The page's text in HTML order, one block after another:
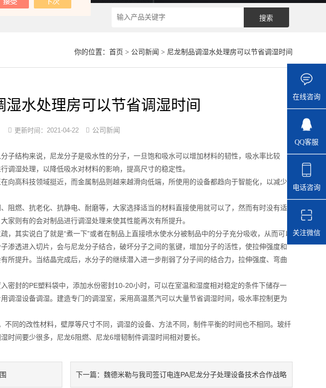
你的位置： 首页 > 公司新闻 > 尼龙制品调湿水处理房可以节省调湿时间
湿水处理房可以节省调湿时间
更新时间： 2021-04-22 公司新闻
子结构来说，尼龙分子是吸水性的分子，一旦饱和吸水可以增加材料的韧性，吸水率比较
调湿处理，以降低吸水对材料的影响，提高尺寸的稳定性。
高科技领域挺近，而金属制品则越来越滑向低端，所使用的设备都趋向于智能化，以减少
燃、抗老化、抗静电、耐磨等，大家选择适当的材料直接使用就可以了，然而有时没有适
家则有的会对制品进行调湿处理来使其性能再次有所提升。
，其实说白了就是“煮一下”或者在制品上直接喷水使水分被制品中的分子充分吸收，从而可以
渗透进入切片，会与尼龙分子结合，破坏分子之间的氢键，增加分子的活性，使拉伸强度和
所提升。当结晶完成后，水分子的继续潜入进一步削弱了分子间的结合力，拉伸强度、弯曲
封的PE塑料袋中，添加水份密封10-20小时，可以在室温和湿度相对稳定的条件下储存一
调湿设备调湿。建造专门的调湿室，采用高温蒸汽可以大量节省调湿时间，吸水率控制更为
同的改性材料，壁厚等尺寸不同，调湿的设备、方法不同，制件平衡的时间也不相同。玻纤
时间要少很多，尼龙6阻燃、尼龙6增韧制件调湿时间相对要长。
下一篇：魏德米勒与我司签订电连PA尼龙分子处理设备技术合作战略
在线咨询
QQ客服
电话咨询
关注微信